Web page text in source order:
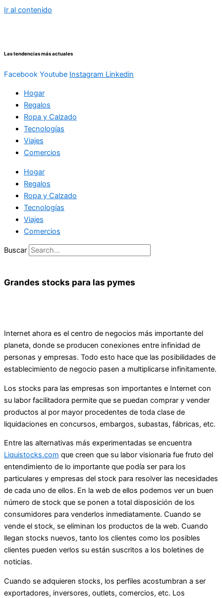
Ir al contenido
Las tendencias más actuales
Facebook Youtube Instagram Linkedin
Hogar
Regalos
Ropa y Calzado
Tecnologías
Viajes
Comercios
Hogar
Regalos
Ropa y Calzado
Tecnologías
Viajes
Comercios
Buscar
Grandes stocks para las pymes
Internet ahora es el centro de negocios más importante del
planeta, donde se producen conexiones entre infinidad de
personas y empresas. Todo esto hace que las posibilidades de
establecimiento de negocio pasen a multiplicarse infinitamente.
Los stocks para las empresas son importantes e Internet con
su labor facilitadora permite que se puedan comprar y vender
productos al por mayor procedentes de toda clase de
liquidaciones en concursos, embargos, subastas, fábricas, etc.
Entre las alternativas más experimentadas se encuentra
Liquistocks.com que creen que su labor visionaria fue fruto del
entendimiento de lo importante que podía ser para los
particulares y empresas del stock para resolver las necesidades
de cada uno de ellos. En la web de ellos podemos ver un buen
número de stock que se ponen a total disposición de los
consumidores para venderlos inmediatamente. Cuando se
vende el stock, se eliminan los productos de la web. Cuando
llegan stocks nuevos, tanto los clientes como los posibles
clientes pueden verlos su están suscritos a los boletines de
noticias.
Cuando se adquieren stocks, los perfiles acostumbran a ser
exportadores, inversores, outlets, comercios, etc. Los